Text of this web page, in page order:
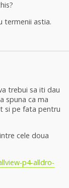
termenii astia.
trebui sa iti dau
spuna ca ma
si pe fata pentru
cele doua
p4-alldro-